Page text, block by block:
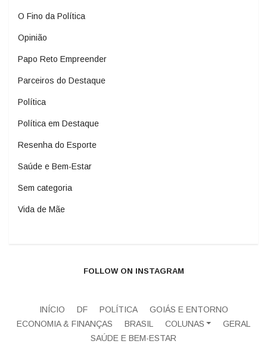
O Fino da Política
Opinião
Papo Reto Empreender
Parceiros do Destaque
Política
Política em Destaque
Resenha do Esporte
Saúde e Bem-Estar
Sem categoria
Vida de Mãe
FOLLOW ON INSTAGRAM
INÍCIO DF POLÍTICA
GOIÁS E ENTORNO
ECONOMIA & FINANÇAS
BRASIL COLUNAS
GERAL
SAÚDE E BEM-ESTAR